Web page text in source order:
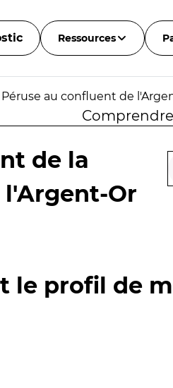
Ressources
au confluent de
Comprendre
de la
l'Argent-Or
le profil de